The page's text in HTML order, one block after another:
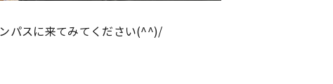
パスに来てみてください(^^)/
専門学校
専門学校
専門学校
専門学校